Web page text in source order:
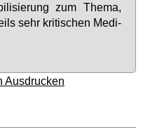
zum The­ma,
sehr kri­ti­schen Me­di­
Ausdrucken